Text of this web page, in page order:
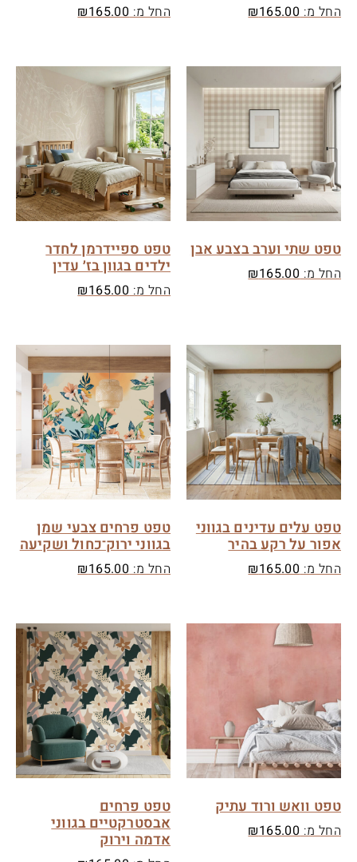
החל מ: ₪165.00 החל מ: ₪165.00
טפט שתי וערב בצבע אבן
החל מ: ₪165.00
טפט ספיידרמן לחדר
ילדים בגוון בז׳ עדין
החל מ: ₪165.00
טפט עלים עדינים בגווני
אפור על רקע בהיר
החל מ: ₪165.00
טפט פרחים צבעי שמן
בגווני ירוק־כחול ושקיעה
החל מ: ₪165.00
טפט וואש ורוד עתיק
החל מ: ₪165.00
טפט פרחים
אבסטרקטיים בגווני
אדמה וירוק